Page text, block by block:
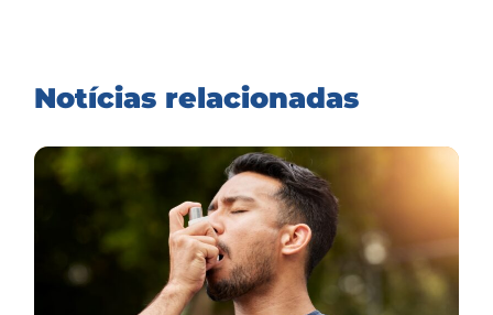
Notícias relacionadas